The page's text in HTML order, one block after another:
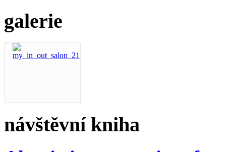
galerie
návštěvní kniha